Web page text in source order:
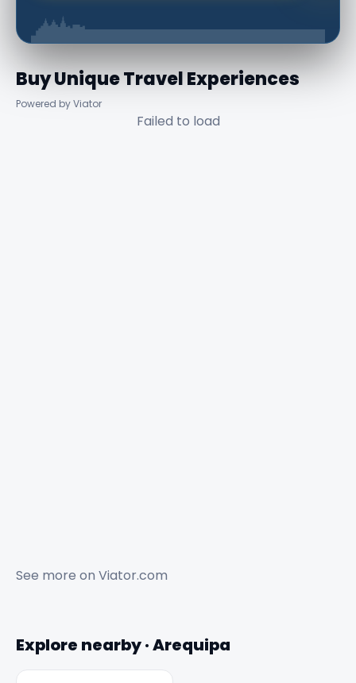
Buy Unique Travel Experiences
Powered by Viator
Failed to load
See more on Viator.com
Explore nearby · Arequipa